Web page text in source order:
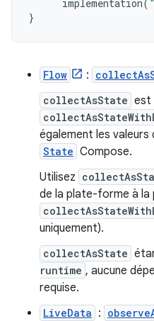
implementation(
}
Flow :
collectAsState est
également les valeurs
State Compose.
Utilisez
de la plate-forme à la
uniquement).
collectAsState
runtime , aucune
requise.
LiveData :